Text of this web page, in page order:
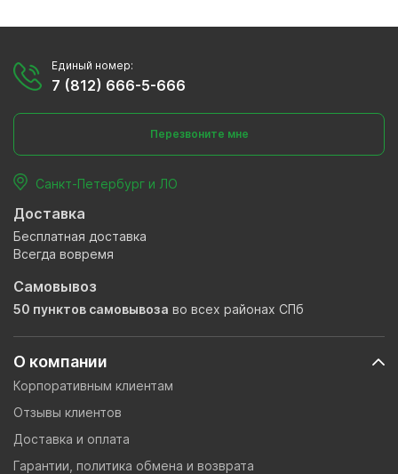
О компании
Корпоративным клиентам
Отзывы клиентов
Доставка и оплата
Гарантии, политика обмена и возврата
Единый номер:
7 (812) 666-5-666
Перезвоните мне
Санкт-Петербург и ЛО
Доставка
Бесплатная доставка
Всегда вовремя
Самовывоз
50 пунктов самовывоза во всех районах СПб